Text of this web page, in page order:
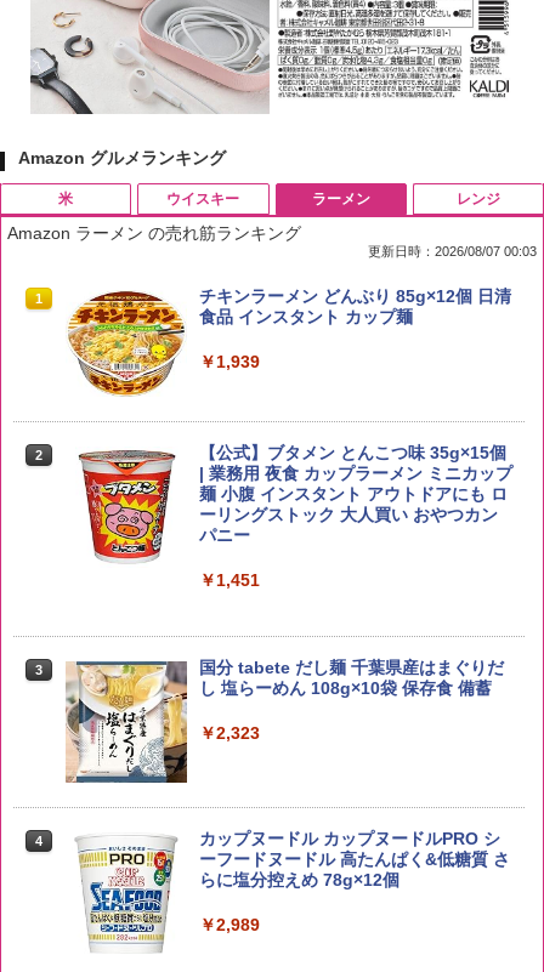
Amazon グルメランキング
米
1 by Amazon 国産ブレンド米 精米 5kg
2
野沢農産 無洗米 青い流るる コシヒカリ
5kg 長野県産 令和7年産
￥3,980
3
【在庫処分価格】ももたろう印 無洗米 5
kg 業務用 お米マイスターブレンド
4
by Amazon あきたこまちブレンド 無洗
米 5kg
￥3,396
ウイスキー
1
ブラックニッカ ニッカ Nikka ウィスキ
ー4000ml ブラックニッカクリア ウヰス
お得 4リットル
角瓶 2700ml サントリー ウイスキー ハ
イボール 大容量
3
角ハイボール 350ml×24本 サントリー ウ
イスキー ハイボール 缶
￥4,939
4
トリスウイスキー 4000ml サントリー 大
容量 4リットル
ラーメン
Amazon ラーメン の売れ筋ランキング
更新日時：2026/08/07 00:03
1
チキンラーメン どんぶり 85g×12個 日清
食品 インスタント カップ麺
￥1,939
2
【公式】ブタメン とんこつ味 35g×15個
| 業務用 夜食 カップラーメン ミニカップ
麺 小腹 インスタント アウトドアにも ロ
ーリングストック 大人買い おやつカン
パニー
￥1,451
3
国分 tabete だし麺 千葉県産はまぐりだ
し 塩らーめん 108g×10袋 保存食 備蓄
￥2,323
4
カップヌードル カップヌードルPRO シ
ーフードヌードル 高たんぱく&低糖質 さ
らに塩分控えめ 78g×12個
￥2,989
レンジ